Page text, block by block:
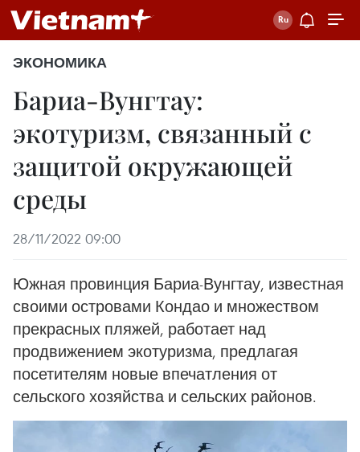
ЭКОНОМИКА
Бариа-Вунгтау:
экотуризм, связанный с
защитой окружающей
среды
28/11/2022 09:00
Южная провинция Бариа-Вунгтау, известная
своими островами Кондао и множеством
прекрасных пляжей, работает над
продвижением экотуризма, предлагая
посетителям новые впечатления от
сельского хозяйства и сельских районов.